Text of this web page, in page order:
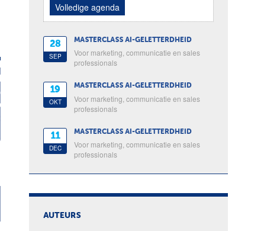
Volledige agenda
28
SEP
MASTERCLASS AI-GELETTERDHEID
Voor marketing, communicatie en sales
professionals
19
OKT
MASTERCLASS AI-GELETTERDHEID
Voor marketing, communicatie en sales
professionals
11
DEC
MASTERCLASS AI-GELETTERDHEID
Voor marketing, communicatie en sales
professionals
AUTEURS